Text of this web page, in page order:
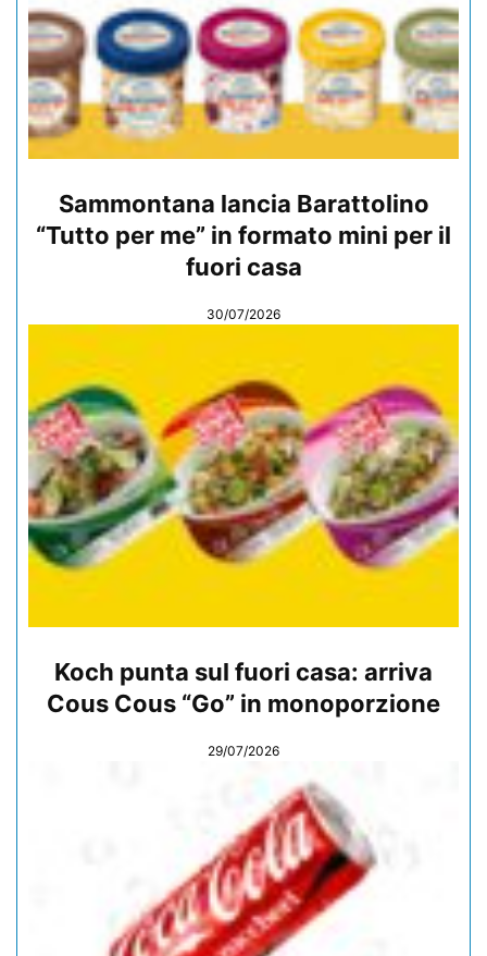
Sammontana lancia Barattolino
“Tutto per me” in formato mini per il
fuori casa
30/07/2026
Koch punta sul fuori casa: arriva
Cous Cous “Go” in monoporzione
29/07/2026